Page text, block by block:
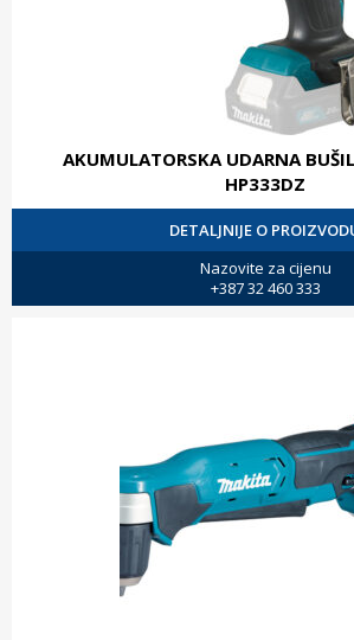
AKUMULATORSKA UDARNA
HP333DZ
DETALJNIJE O
Nazovite za cijenu
+387 32 460 333